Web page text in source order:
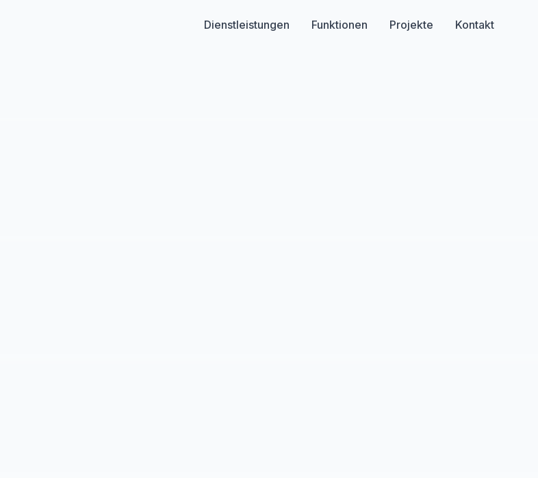
Dienstleistungen Funktionen Projekte Kontakt